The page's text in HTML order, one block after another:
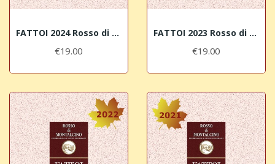
FATTOI 2024 Rosso di Montalcino DOC
€19.00
FATTOI 2023 Rosso di Montalcino DOC
€19.00